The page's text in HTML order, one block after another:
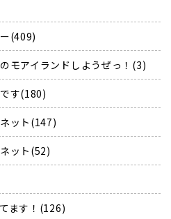
(409)
モアイランドしようぜっ！(3)
す(180)
ット(147)
ット(52)
ます！(126)